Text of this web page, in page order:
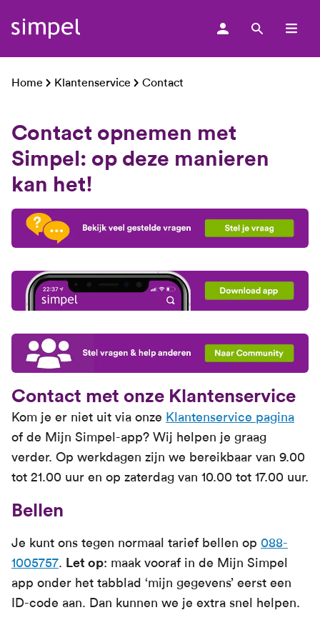
Home Klantenservice Contact
Contact opnemen met
Simpel: op deze manieren
kan het!
Contact met onze Klantenservice
Kom je er niet uit via onze Klantenservice pagina
of de Mijn Simpel-app? Wij helpen je graag
verder. Op werkdagen zijn we bereikbaar van 9.00
tot 21.00 uur en op zaterdag van 10.00 tot 17.00 uur.
Bellen
Je kunt ons tegen normaal tarief bellen op 088-
1005757. Let op: maak vooraf in de Mijn Simpel
app onder het tabblad ‘mijn gegevens’ eerst een
ID-code aan. Dan kunnen we je extra snel helpen.